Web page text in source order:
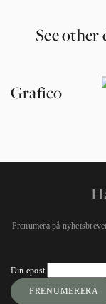
See other
Grafico
Prenumera på
Newsletter
Signup
Din epost
PRENUMERERA